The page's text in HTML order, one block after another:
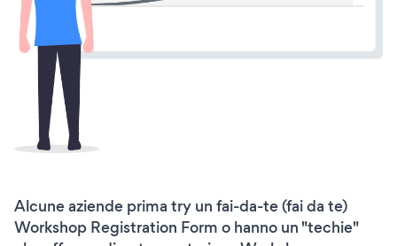
Alcune aziende prima try un fai-da-te (fai da te)
Workshop Registration Form o hanno un "techie"